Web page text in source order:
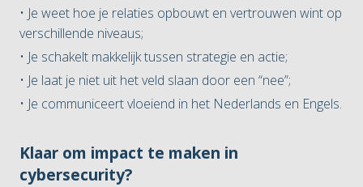
• Je weet hoe je relaties opbouwt en vertrouwen wint op
verschillende niveaus;
• Je schakelt makkelijk tussen strategie en actie;
• Je laat je niet uit het veld slaan door een “nee”;
• Je communiceert vloeiend in het Nederlands en Engels.
Klaar om impact te maken in
cybersecurity?